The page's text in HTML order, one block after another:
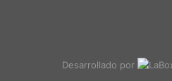
Desarrollado por